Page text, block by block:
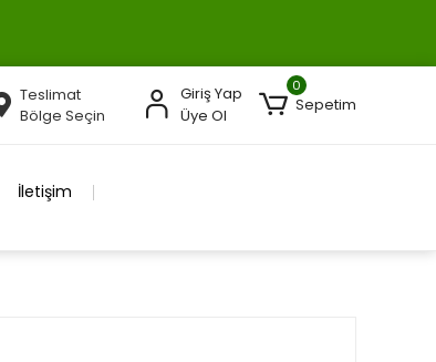
Teslimat
Bölge Seçin
Giriş Yap
Üye Ol
0
Sepetim
İletişim